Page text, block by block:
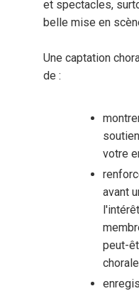
et spectacles,
belle mise en
Une captation
de :
votre
avant
peut-